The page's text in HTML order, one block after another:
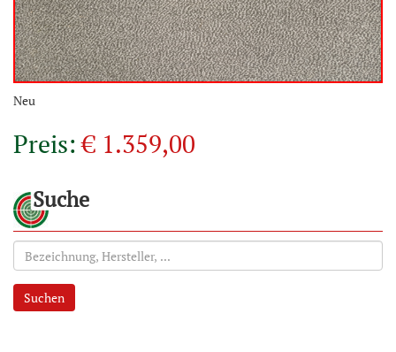
Neu
Preis:€ 1.359,00
Suche
Suchen